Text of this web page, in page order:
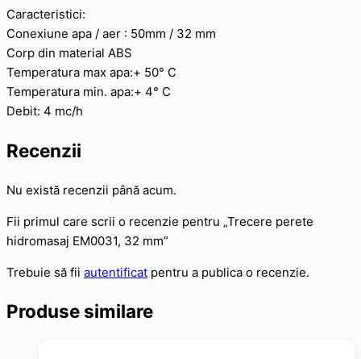
Caracteristici:
Conexiune apa / aer : 50mm / 32 mm
Corp din material ABS
Temperatura max apa:+ 50° C
Temperatura min. apa:+ 4° C
Debit: 4 mc/h
Recenzii
Nu există recenzii până acum.
Fii primul care scrii o recenzie pentru „Trecere perete
hidromasaj EM0031, 32 mm”
Trebuie să fii autentificat pentru a publica o recenzie.
Produse similare